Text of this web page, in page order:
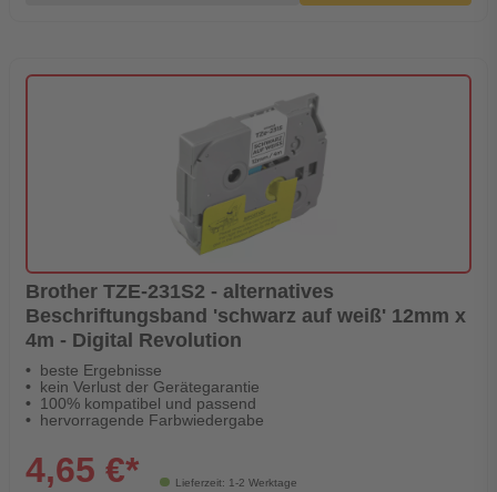
Brother TZE-231S2 - alternatives
Beschriftungsband 'schwarz auf weiß' 12mm x
4m - Digital Revolution
beste Ergebnisse
kein Verlust der Gerätegarantie
100% kompatibel und passend
hervorragende Farbwiedergabe
Lieferzeit: 1-2 Werktage
4,65 €*